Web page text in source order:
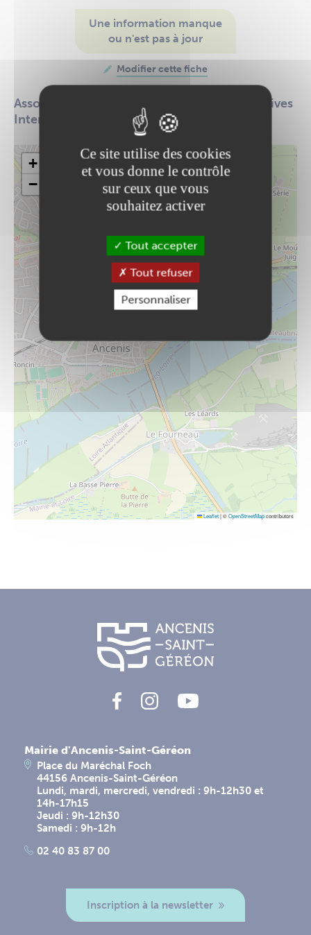
Une information manque
ou n'est pas à jour
Modifier cette fiche
Association d’Utilisation de Structures Sportives
Inter Entreprises.
+
−
Leaflet|©OpenStreetMapcontributors
Mairie d'Ancenis-Saint-Géréon
Place du Maréchal Foch
44156 Ancenis-Saint-Géréon
Lundi, mardi, mercredi, vendredi : 9h-12h30 et
14h-17h15
Jeudi : 9h-12h30
Samedi : 9h-12h
02 40 83 87 00
Inscription à la newsletter
Ce site utilise des cookies
et vous donne le contrôle
sur ceux que vous
souhaitez activer
Tout accepter
Tout refuser
Personnaliser